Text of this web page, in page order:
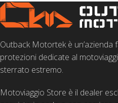
Outback Motortek è un’azienda
protezioni dedicate al
sterrato estremo.
Motoviaggio Store è il dealer